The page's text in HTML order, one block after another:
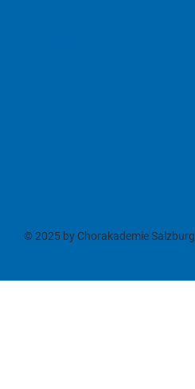
© 2025 by Chorakademie Salzburg